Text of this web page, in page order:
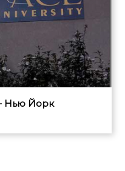
Нью Йорк